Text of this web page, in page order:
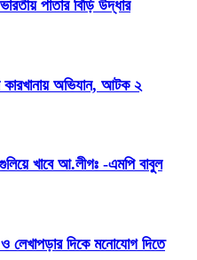
পাতার বিড়ি উদ্ধার
কারখানায় অভিযান, আটক ২
খাবে আ.লীগঃ -এমপি বাবুল
ও লেখাপড়ার দিকে মনোযোগ দিতে